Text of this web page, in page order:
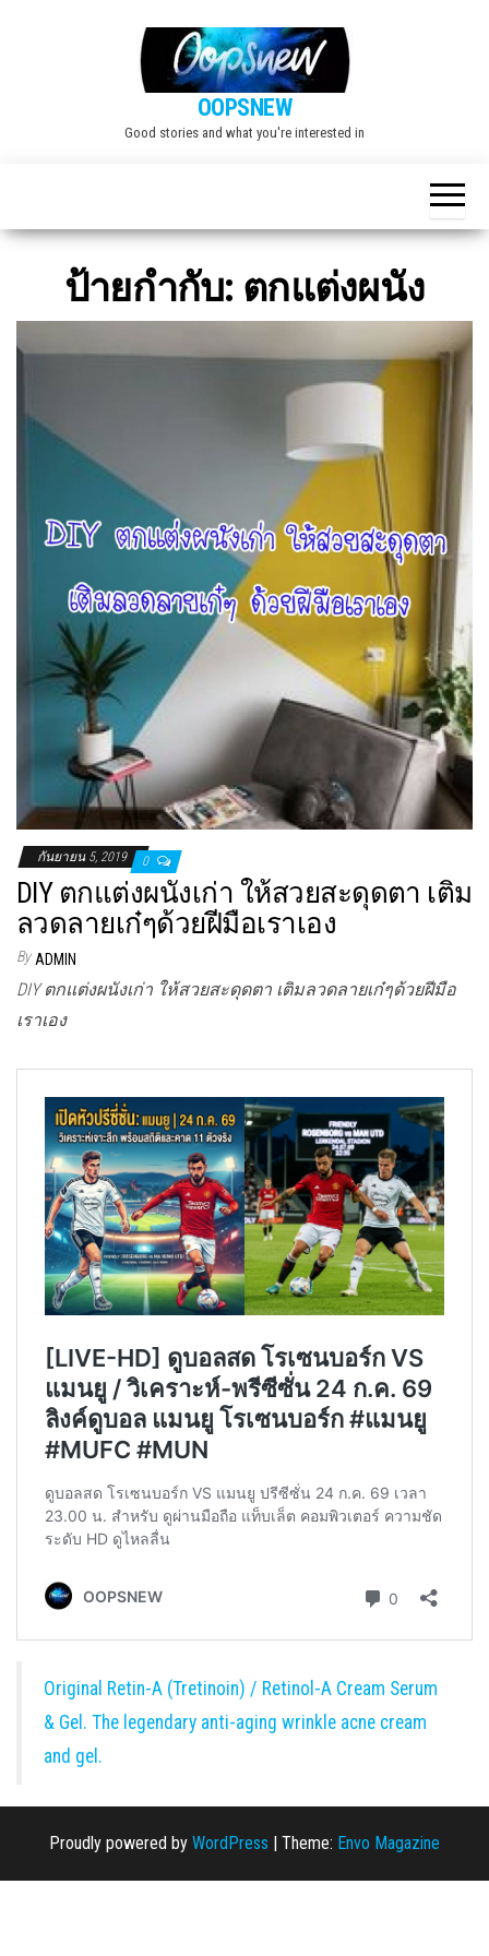
OOPSNEW
Good stories and what you're interested in
ป้ายกำกับ: ตกแต่งผนัง
กันยายน 5, 2019 0
DIY ตกแต่งผนังเก่า ให้สวยสะดุดตา เติม
ลวดลายเก๋ๆด้วยฝีมือเราเอง
By ADMIN
DIY ตกแต่งผนังเก่า ให้สวยสะดุดตา เติมลวดลายเก๋ๆด้วยฝีมือ
เราเอง
Original Retin-A (Tretinoin) / Retinol-A Cream Serum
& Gel. The legendary anti-aging wrinkle acne cream
and gel.
Proudly powered by WordPress | Theme: Envo Magazine